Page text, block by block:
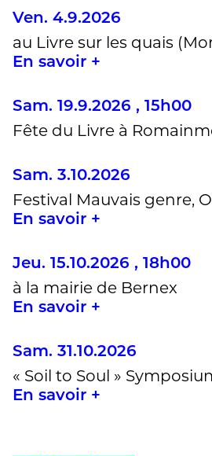
Ven. 4.9.2026
au Livre sur les quais
En savoir +
Sam. 19.9.2026 , 15h00
Fête du Livre à
Sam. 3.10.2026
Festival Mauvais genre,
En savoir +
Jeu. 15.10.2026 , 18h00
à la mairie de Bernex
En savoir +
Sam. 31.10.2026
« Soil to Soul »
En savoir +